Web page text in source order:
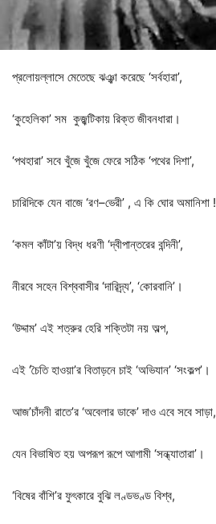
প্রলোয়ল্লাসে মেতেছে ঝঞ্ঝা করেছে ‘সর্বহারা’,
‘কুহেলিকা’ সম কুজ্ঝটিকায় রিক্ত জীবনধারা।
‘পথহারা’ সবে খুঁজে খুঁজে ফেরে সঠিক ‘পথের দিশা’,
চারিদিকে যেন বাজে ‘রণ–ভেরী’ , এ কি ঘোর অমানিশা !
‘কমল কাঁটা’য় বিদ্ধ ধরণী ‘দ্বীপান্তরের বন্দিনী’,
নীরবে সহেন বিশ্ববাসীর ‘দারিদ্র্য’, ‘কোরবানি’ ।
‘উদ্দাম’ এই শত্রুর হেরি শক্তিটা নয় অল্প,
এই ‘চৈতি হাওয়া’র বিতাড়নে চাই ‘অভিযান’ ‘সংকল্প’ ।
আজ’চাঁদনী রাতে’র ‘অবেলার ডাকে’দাও এবে সবে সাড়া,
যেন বিভাষিত হয় অপরূপ রূপে আগামী ‘সন্ধ্যাতারা’ ।
‘বিষের বাঁশি’র ফুৎকারে বুঝি লণ্ডভণ্ড বিশ্ব,